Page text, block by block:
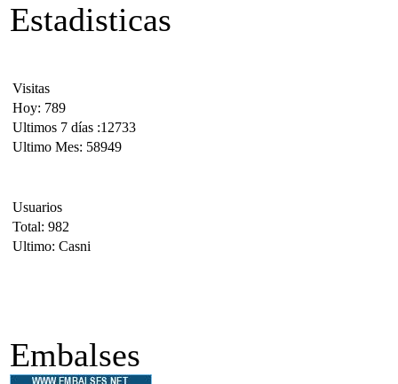
Estadisticas
Visitas
Hoy: 789
Ultimos 7 días :12733
Ultimo Mes: 58949
Usuarios
Total: 982
Ultimo: Casni
Embalses